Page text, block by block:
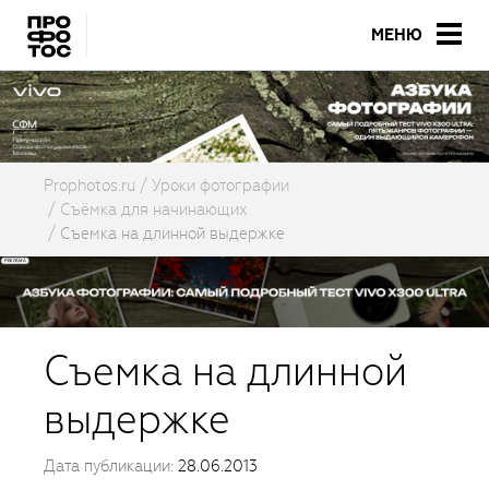
МЕНЮ
Prophotos.ru
Уроки фотографии
Съёмка для начинающих
Съемка на длинной выдержке
Съемка на длинной
выдержке
Дата публикации: 28.06.2013